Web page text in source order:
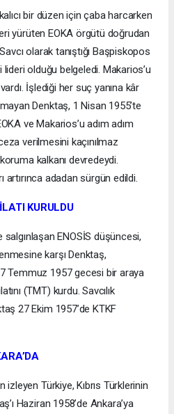
bir düzen için çaba harcarken
yürüten EOKA örgütü doğrudan
olarak tanıştığı Başpiskopos
lideri olduğu belgeledi. Makarios’u
İşlediği her suç yanına kâr
Denktaş, 1 Nisan 1955’te
ve Makarios’u adım adım
verilmesini kaçınılmaz
kalkanı devredeydi.
artırınca adadan sürgün edildi.
KURULDU
salgınlaşan ENOSİS düşüncesi,
karşı Denktaş,
Temmuz 1957 gecesi bir araya
(TMT) kurdu. Savcılık
27 Ekim 1957’de KTKF
izleyen Türkiye, Kıbrıs Türklerinin
Haziran 1958’de Ankara’ya